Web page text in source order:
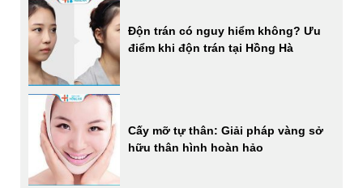
Độn trán có nguy hiểm không? Ưu
điểm khi độn trán tại Hồng Hà
Cấy mỡ tự thân: Giải pháp vàng sở
hữu thân hình hoàn hảo